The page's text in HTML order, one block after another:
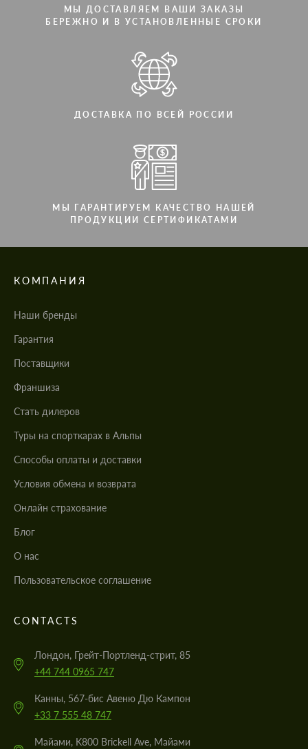
МЫ ДОСТАВЛЯЕМ ВАШИ ЗАКАЗЫ
БЕРЕЖНО И В УСТАНОВЛЕННЫЕ СРОКИ
ДОСТАВКА ПО ВСЕЙ РОССИИ
МЫ ГАРАНТИРУЕМ КАЧЕСТВО НАШЕЙ
ПРОДУКЦИИ СЕРТИФИКАТАМИ
КОМПАНИЯ
Наши бренды
Гарантия
Поставщики
Франшиза
Стать дилеров
Туры на спорткарах в Альпы
Cпособы оплаты и доставки
Условия обмена и возврата
Онлайн страхование
Блог
О нас
Пользовательское соглашение
CONTACTS
Лондон, Грейт-Портленд-стрит, 85
+44 744 0965 747
Канны, 567-бис Авеню Дю Кампон
+33 7 555 48 747
Майами, K800 Brickell Ave, Майами